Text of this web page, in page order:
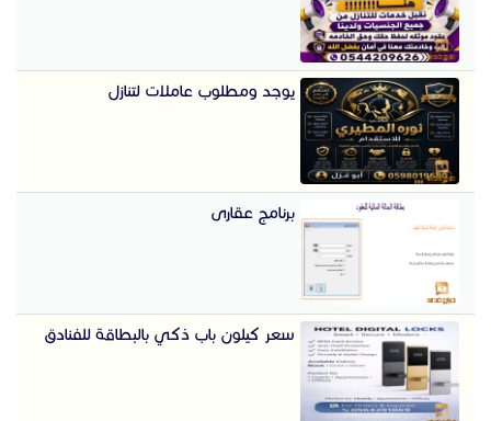
يوجد ومطلوب عاملات لتنازل
برنامج عقارى
سعر كيلون باب ذكي بالبطاقة للفنادق